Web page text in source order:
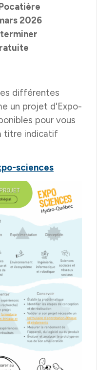
2026
différentes
un projet d'Expo-
pour vous
titre indicatif
sciences